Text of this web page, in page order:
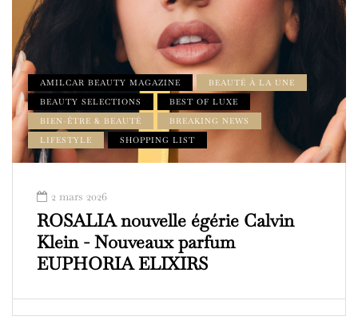
AMILCAR BEAUTY MAGAZINE
BEAUTÉ À LA UNE
BEAUTY SELECTIONS
BEST OF LUXE
BIEN-ÊTRE & BEAUTÉ
BREAKING NEWS
LIFESTYLE
SHOPPING LIST
2 mars 2026
ROSALIA nouvelle égérie Calvin
Klein - Nouveaux parfum
EUPHORIA ELIXIRS